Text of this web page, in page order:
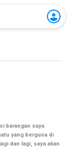
barangan saya
yang berguna di
dan lagi, saya akan